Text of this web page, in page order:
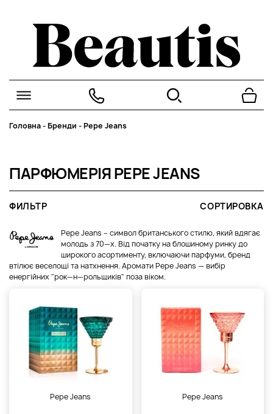
Головна-Бренди -Pepe Jeans
ПАРФЮМЕРІЯ PEPE JEANS
ФИЛЬТР СОРТИРОВКА
Pepe Jeans – символ британського стилю, який вдягає
молодь з 70—х. Від початку на блошиному ринку до
широкого асортименту, включаючи парфуми, бренд
втілює веселощі та натхнення. Аромати Pepe Jeans — вибір
енергійних "рок—н—рольщиків" поза віком.
Pepe Jeans Pepe Jeans